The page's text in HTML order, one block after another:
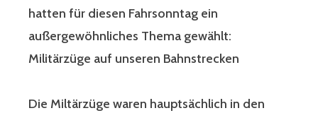
hatten für diesen Fahrsonntag ein
außergewöhnliches Thema gewählt:
Militärzüge auf unseren Bahnstrecken
Die Miltärzüge waren hauptsächlich in den